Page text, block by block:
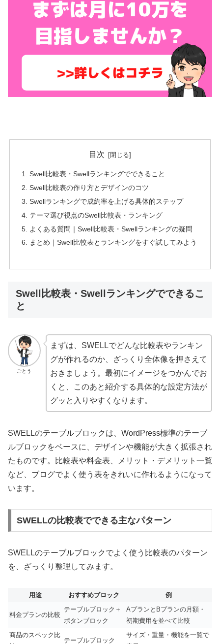
目次
Swell比較表・Swellランキングでできること
Swell比較表の作り方とデザインのコツ
Swellランキングで成約率を上げる具体的ステップ
テーマ選び視点のSwell比較表・ランキング
よくある質問｜Swell比較表・Swellランキングの疑問
まとめ｜Swell比較表とランキングをすぐ試してみよう
Swell比較表・Swellランキングでできるこ
と
ごとう
まずは、SWELLでどんな比較表やランキン
グが作れるのか、ざっくり全体像を押さえて
おきましょう。最初にイメージをつかんでお
くと、このあと紹介する具体的な設定方法が
グッと入りやすくなります。
SWELLのテーブルブロックは、WordPress標準のテーブ
ルブロックをベースに、デザインや機能が大きく拡張され
たものです。比較表や料金表、メリット・デメリット一覧
など、ブログでよく使う表をきれいに作れるようになって
います。
SWELLの比較表でできる主なパターン
SWELLのテーブルブロックでよく使う比較表のパターン
を、ざっくり整理してみます。
用途 おすすめブロック 例
料金プランの比較
テーブルブロック＋
ボタンブロック
AプランとBプランの月額・
初期費用を並べて比較
商品のスペック比
テーブルブロック
サイズ・重量・機能を一覧で